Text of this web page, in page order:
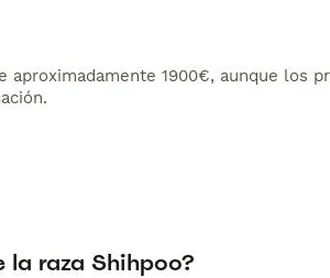
1900€, aunque los
raza Shihpoo?